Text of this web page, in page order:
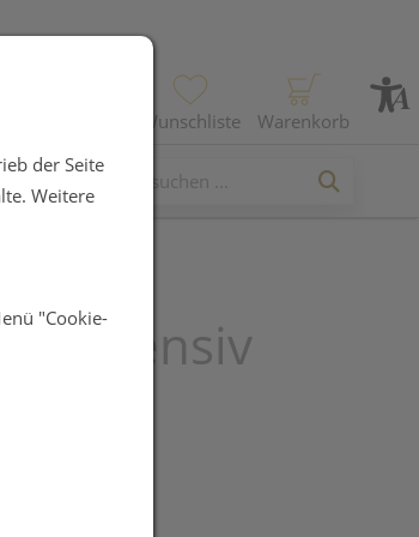
Wunschliste Warenkorb
Selensiv
der Seite
Weitere
"Cookie-